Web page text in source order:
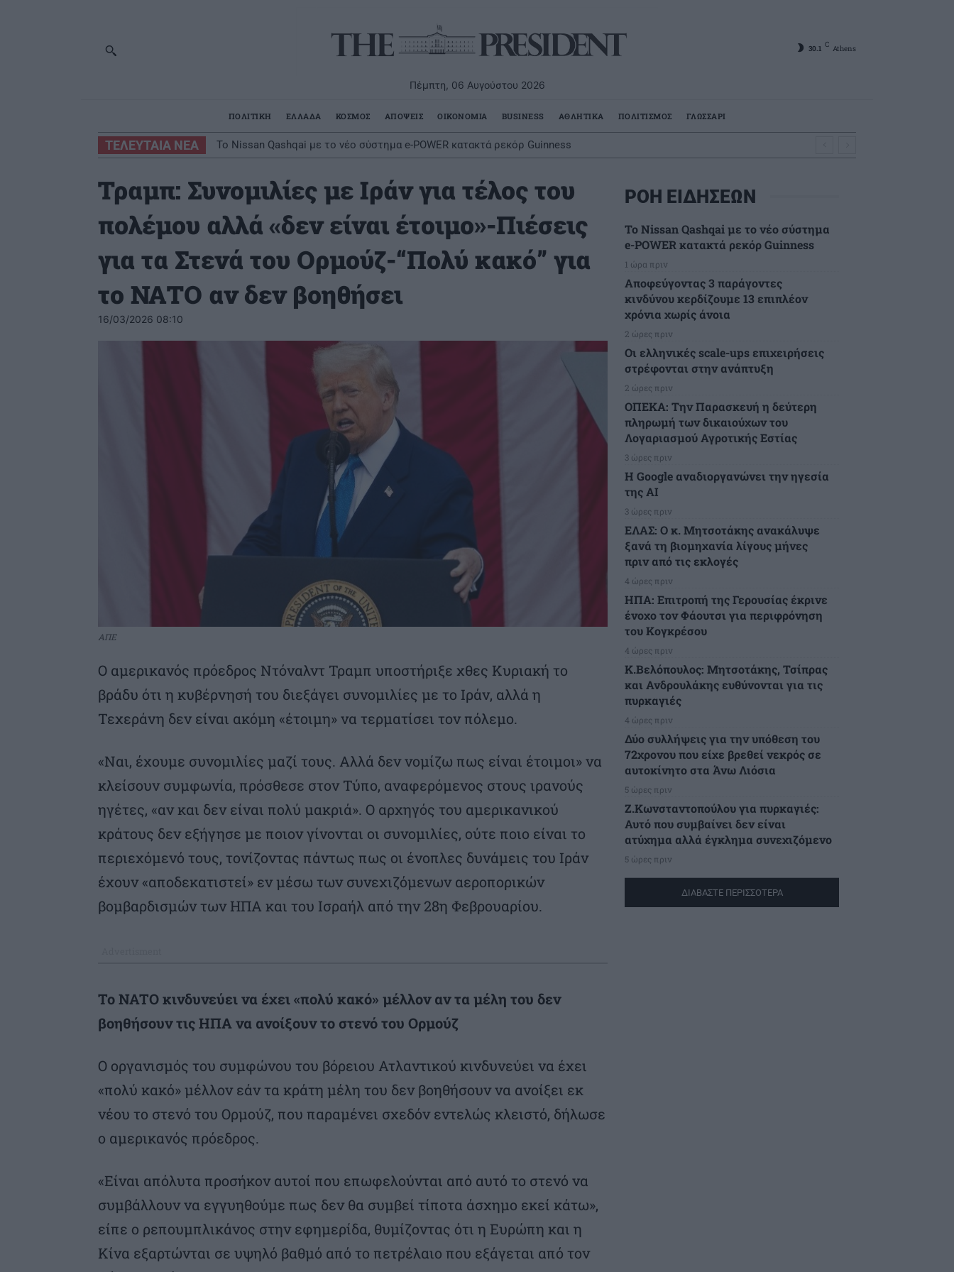
Πέμπτη, 06 Αυγούστου 2026
30.1 C Athens
ΠΟΛΙΤΙΚΗ ΕΛΛΑΔΑ ΚΟΣΜΟΣ ΑΠΟΨΕΙΣ ΟΙΚΟΝΟΜΙΑ BUSINESS ΑΘΛΗΤΙΚΑ ΠΟΛΙΤΙΣΜΟΣ ΓΛΩΣΣΑΡΙ
ΤΕΛΕΥΤΑΙΑ ΝΕΑ Αποφεύγοντας 3 παράγοντες κινδύνου κερδίζουμε 13 επιπλέον χρόνια χωρίς άνοια
Τραμπ: Συνομιλίες με Ιράν για τέλος του
πολέμου αλλά «δεν είναι έτοιμο»-Πιέσεις
για τα Στενά του Ορμούζ-“Πολύ κακό” για
το ΝΑΤΟ αν δεν βοηθήσει
16/03/2026 08:10
ΑΠΕ
Ο αμερικανός πρόεδρος Ντόναλντ Τραμπ υποστήριξε χθες Κυριακή το
βράδυ ότι η κυβέρνησή του διεξάγει συνομιλίες με το Ιράν, αλλά η
Τεχεράνη δεν είναι ακόμη «έτοιμη» να τερματίσει τον πόλεμο.
«Ναι, έχουμε συνομιλίες μαζί τους. Αλλά δεν νομίζω πως είναι έτοιμοι» να
κλείσουν συμφωνία, πρόσθεσε στον Τύπο, αναφερόμενος στους ιρανούς
ηγέτες, «αν και δεν είναι πολύ μακριά». Ο αρχηγός του αμερικανικού
κράτους δεν εξήγησε με ποιον γίνονται οι συνομιλίες, ούτε ποιο είναι το
περιεχόμενό τους, τονίζοντας πάντως πως οι ένοπλες δυνάμεις του Ιράν
έχουν «αποδεκατιστεί» εν μέσω των συνεχιζόμενων αεροπορικών
βομβαρδισμών των ΗΠΑ και του Ισραήλ από την 28η Φεβρουαρίου.
Το NATO κινδυνεύει να έχει «πολύ κακό» μέλλον αν τα μέλη του δεν
βοηθήσουν τις ΗΠΑ να ανοίξουν το στενό του Ορμούζ
Ο οργανισμός του συμφώνου του βόρειου Ατλαντικού κινδυνεύει να έχει
«πολύ κακό» μέλλον εάν τα κράτη μέλη του δεν βοηθήσουν να ανοίξει εκ
νέου το στενό του Ορμούζ, που παραμένει σχεδόν εντελώς κλειστό, δήλωσε
ο αμερικανός πρόεδρος.
«Είναι απόλυτα προσήκον αυτοί που επωφελούνται από αυτό το στενό να
συμβάλλουν να εγγυηθούμε πως δεν θα συμβεί τίποτα άσχημο εκεί κάτω»,
είπε ο ρεπουμπλικάνος στην εφημερίδα, θυμίζοντας ότι η Ευρώπη και η
Κίνα εξαρτώνται σε υψηλό βαθμό από το πετρέλαιο που εξάγεται από τον
ΡΟΗ ΕΙΔΗΣΕΩΝ
Το Nissan Qashqai με το νέο σύστημα
e-POWER κατακτά ρεκόρ Guinness
1 ώρα πριν
Αποφεύγοντας 3 παράγοντες
κινδύνου κερδίζουμε 13 επιπλέον
χρόνια χωρίς άνοια
2 ώρες πριν
Οι ελληνικές scale-ups επιχειρήσεις
στρέφονται στην ανάπτυξη
2 ώρες πριν
ΟΠΕΚΑ: Την Παρασκευή η δεύτερη
πληρωμή των δικαιούχων του
Λογαριασμού Αγροτικής Εστίας
3 ώρες πριν
H Google αναδιοργανώνει την ηγεσία
της AI
3 ώρες πριν
ΕΛΑΣ: Ο κ. Μητσοτάκης ανακάλυψε
ξανά τη βιομηχανία λίγους μήνες
πριν από τις εκλογές
4 ώρες πριν
ΗΠΑ: Επιτροπή της Γερουσίας έκρινε
ένοχο τον Φάουτσι για περιφρόνηση
του Κογκρέσου
4 ώρες πριν
K.Βελόπουλος: Μητσοτάκης, Τσίπρας
και Ανδρουλάκης ευθύνονται για τις
πυρκαγιές
4 ώρες πριν
Δύο συλλήψεις για την υπόθεση του
72χρονου που είχε βρεθεί νεκρός σε
αυτοκίνητο στα Άνω Λιόσια
5 ώρες πριν
Ζ.Κωνσταντοπούλου για πυρκαγιές:
Αυτό που συμβαίνει δεν είναι
ατύχημα αλλά έγκλημα συνεχιζόμενο
5 ώρες πριν
ΔΙΑΒΑΣΤΕ ΠΕΡΙΣΣΟΤΕΡΑ